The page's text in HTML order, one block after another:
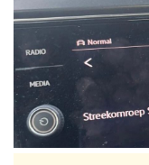
6.00 - 12.00 uur
Vorig uur